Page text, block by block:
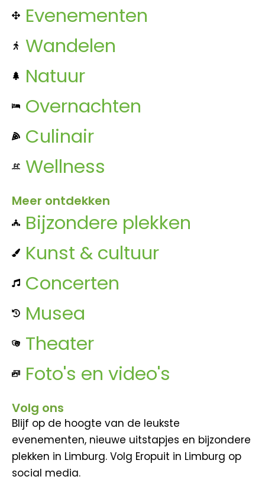
Evenementen
Wandelen
Natuur
Overnachten
Culinair
Wellness
Meer ontdekken
Bijzondere plekken
Kunst & cultuur
Concerten
Musea
Theater
Foto's en video's
Volg ons
Blijf op de hoogte van de leukste
evenementen, nieuwe uitstapjes en bijzondere
plekken in Limburg. Volg Eropuit in Limburg op
social media.